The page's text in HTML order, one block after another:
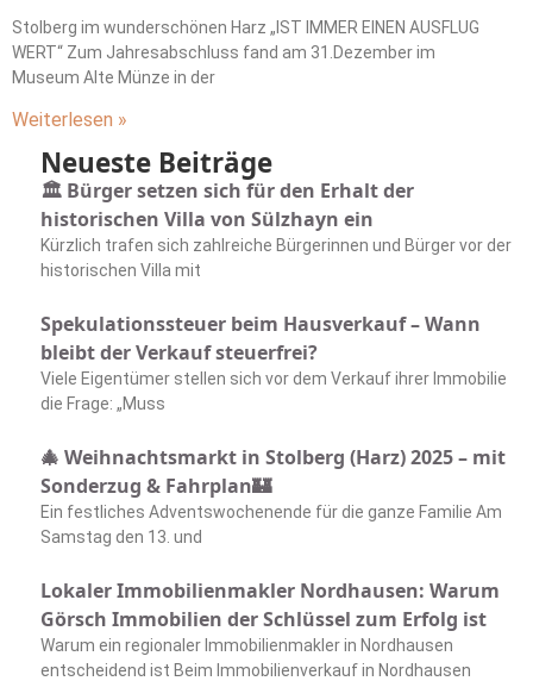
Stolberg im wunderschönen Harz „IST IMMER EINEN AUSFLUG
WERT“ Zum Jahresabschluss fand am 31.Dezember im
Museum Alte Münze in der
Weiterlesen »
Neueste Beiträge
🏛️ Bürger setzen sich für den Erhalt der
historischen Villa von Sülzhayn ein
Kürzlich trafen sich zahlreiche Bürgerinnen und Bürger vor der
historischen Villa mit
Spekulationssteuer beim Hausverkauf – Wann
bleibt der Verkauf steuerfrei?
Viele Eigentümer stellen sich vor dem Verkauf ihrer Immobilie
die Frage: „Muss
🎄 Weihnachtsmarkt in Stolberg (Harz) 2025 – mit
Sonderzug & Fahrplan🏰
Ein festliches Adventswochenende für die ganze Familie Am
Samstag den 13. und
Lokaler Immobilienmakler Nordhausen: Warum
Görsch Immobilien der Schlüssel zum Erfolg ist
Warum ein regionaler Immobilienmakler in Nordhausen
entscheidend ist Beim Immobilienverkauf in Nordhausen